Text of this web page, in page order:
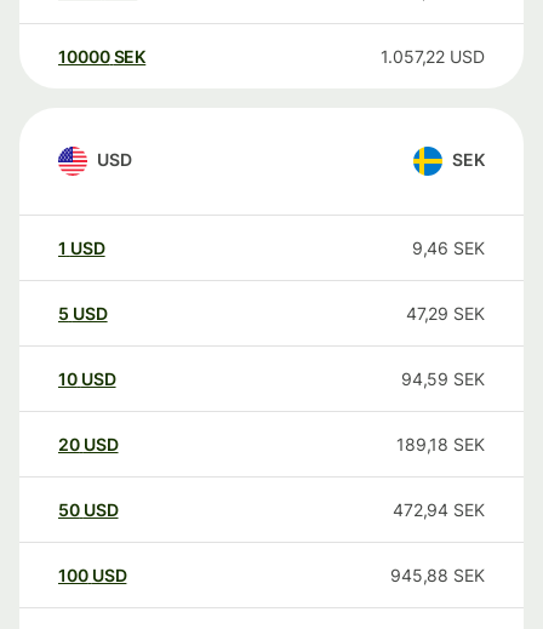
10000 SEK 1.057,22 USD
USD SEK
1 USD 9,46 SEK
5 USD 47,29 SEK
10 USD 94,59 SEK
20 USD 189,18 SEK
50 USD 472,94 SEK
100 USD 945,88 SEK